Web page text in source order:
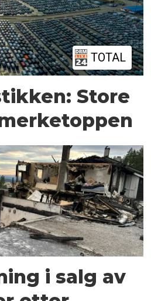
TOTAL
Store
i salg av